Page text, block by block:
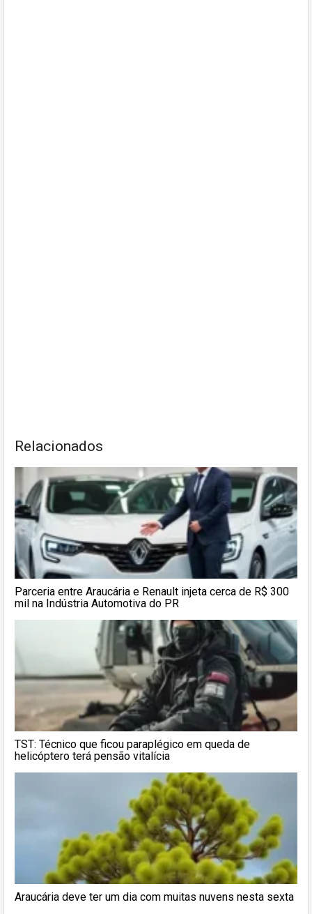
Relacionados
Parceria entre Araucária e Renault injeta cerca de R$ 300
mil na Indústria Automotiva do PR
TST: Técnico que ficou paraplégico em queda de
helicóptero terá pensão vitalícia
Araucária deve ter um dia com muitas nuvens nesta sexta